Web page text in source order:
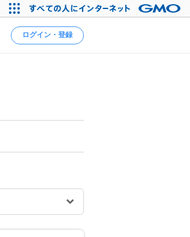
ログイン・登録